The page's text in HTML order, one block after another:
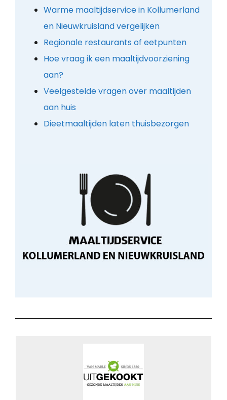
Warme maaltijdservice in Kollumerland
en Nieuwkruisland vergelijken
Regionale restaurants of eetpunten
Hoe vraag ik een maaltijdvoorziening
aan?
Veelgestelde vragen over maaltijden
aan huis
Dieetmaaltijden laten thuisbezorgen